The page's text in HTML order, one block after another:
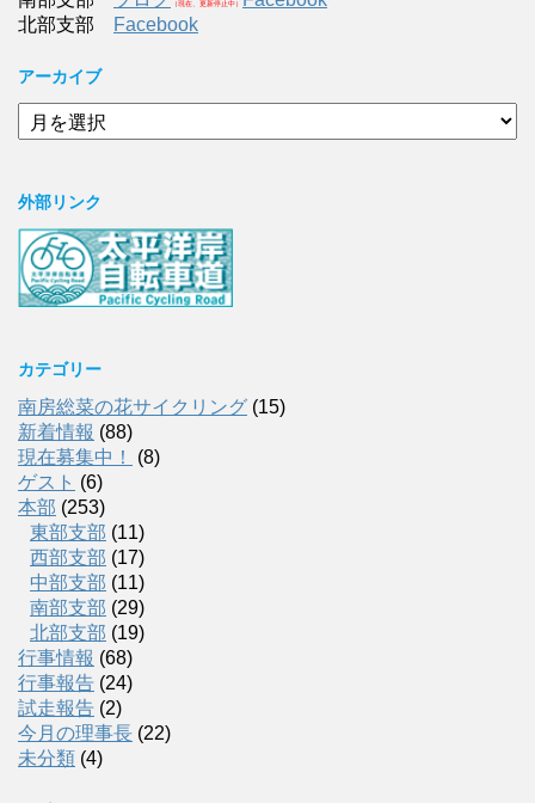
（現在、更新停止中）
北部支部
Facebook
アーカイブ
ア
ー
ブ
外部リンク
カテゴリー
南房総菜の花サイクリング (15)
新着情報 (88)
現在募集中！
(8)
ゲスト (6)
本部 (253)
東部支部 (11)
西部支部 (17)
中部支部 (11)
南部支部 (29)
北部支部 (19)
行事情報 (68)
行事報告 (24)
試走報告 (2)
今月の理事長 (22)
未分類 (4)